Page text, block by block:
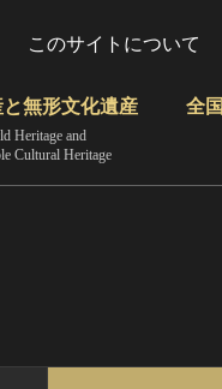
このサイトについて
無形文化遺産
Heritage and
Cultural Heritage
全